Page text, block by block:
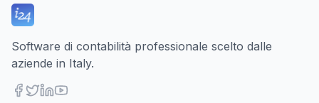
Software di contabilità professionale scelto dalle
aziende in Italy.